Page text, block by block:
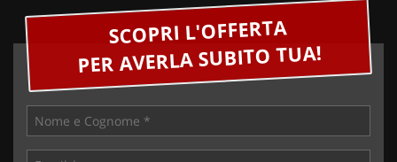
SCOPRI L'OFFERTA
PER AVERLA SUBITO TUA!